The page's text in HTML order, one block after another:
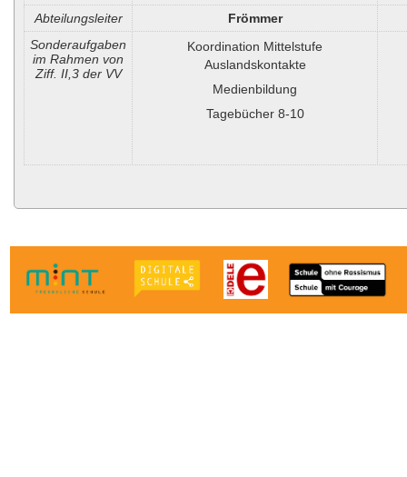
Abteilungsleiter
Frömmer
Sonderaufgaben
im Rahmen von
Ziff. II,3 der VV
Koordination Mittelstufe
Auslandskontakte
Medienbildung
Tagebücher 8-10